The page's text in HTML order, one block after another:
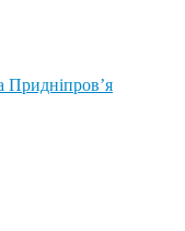
Придніпров’я